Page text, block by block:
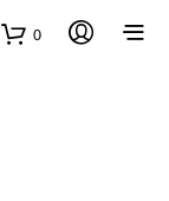
0